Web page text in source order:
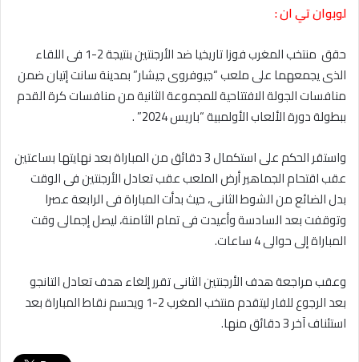
لوبوان تي ان :
حقق منتخب المغرب فوزا تاريخيا ضد الأرجنتين بنتيجة 2-1 فى اللقاء
الذى يجمعهما على ملعب “جيوفروى جيشار” بمدينة سانت إتيان ضمن
منافسات الجولة الافتتاحية للمجموعة الثانية من منافسات كرة القدم
ببطولة دورة الألعاب الأولمبية “باريس 2024” .
واستقر الحكم على استكمال 3 دقائق من المباراة بعد نهايتها بساعتين
عقب اقتحام الجماهير أرض الملعب عقب تعادل الأرجنتين فى الوقت
بدل الضائع من الشوط الثانى، حيث بدأت المباراة فى الرابعة عصرا
وتوقفت بعد السادسة وأعيدت فى تمام الثامنة، ليصل إجمالى وقت
المباراة إلى حوالى 4 ساعات.
وعقب مراجعة هدف الأرجنتين الثانى تقرر إلغاء هدف تعادل التانجو
بعد الرجوع للفار ليتقدم منتخب المغرب 2-1 ويحسم نقاط المباراة بعد
استئناف آخر 3 دقائق منها.